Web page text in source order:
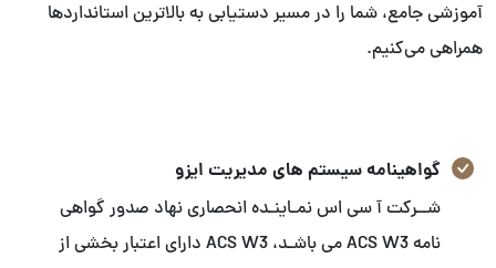
آموزشی جامع، شما را در مسیر دستیابی به بالاترین استانداردها
همراهی می‌کنیم.
گواهینامه سیستم های مدیریت ایزو
شــرکت آ سی اس نمـاینـده انحصاری نهاد صدور گواهی
نامه ACS W3 می باشـد، ACS W3 دارای اعتبار بخشی از